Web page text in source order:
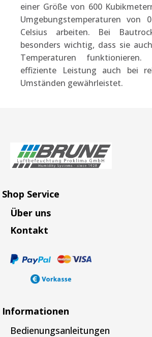
einer Größe von 600
Umgebungstemperaturen von
Celsius arbeiten. Bei
besonders wichtig, dass sie
Temperaturen
effiziente Leistung auch bei
Umständen gewährleistet.
Shop Service
Über uns
Kontakt
Informationen
Bedienungsanleitungen